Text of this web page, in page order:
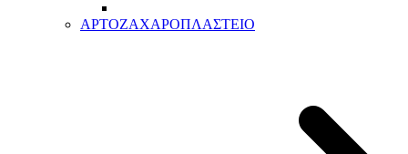
ΑΡΤΟΖΑΧΑΡΟΠΛΑΣΤΕΙΟ